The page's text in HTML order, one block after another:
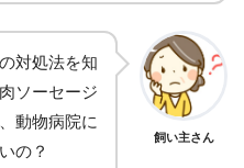
対処法を知
ソーセージ
動物病院に
の？
飼い主さん